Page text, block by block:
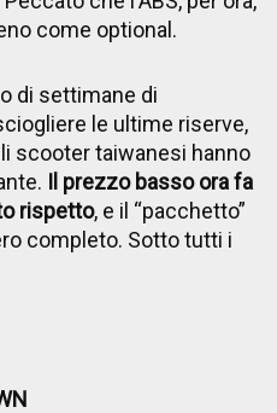
come optional.
di settimane di
le ultime riserve,
scooter taiwanesi hanno
Il prezzo basso ora fa
rispetto, e il “pacchetto”
completo. Sotto tutti i